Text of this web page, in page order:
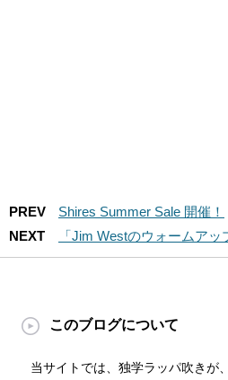
PREV
Shires Summer Sale 開催！
NEXT
「Jim Westのウォームアッ
このブログについて
当サイトでは、独学ラッパ吹きが